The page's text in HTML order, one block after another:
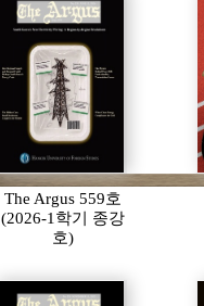
The Argus 559호
(2026-1학기 종강
호)